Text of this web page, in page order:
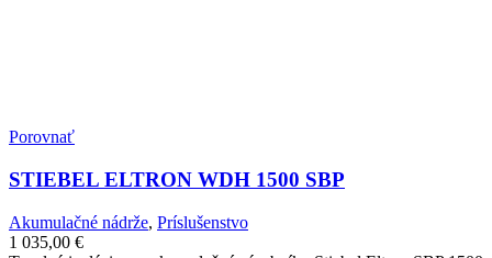
Porovnať
STIEBEL ELTRON WDH 1500 SBP
Akumulačné nádrže, Príslušenstvo
1 035,00 €